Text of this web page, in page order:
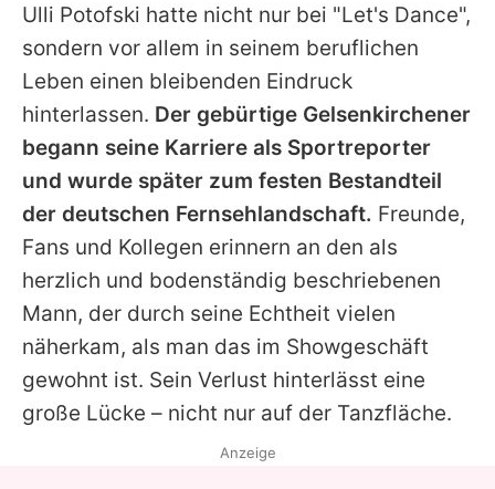
Ulli Potofski hatte nicht nur bei "Let's Dance",
sondern vor allem in seinem beruflichen
Leben einen bleibenden Eindruck
hinterlassen. Der gebürtige Gelsenkirchener
begann seine Karriere als Sportreporter
und wurde später zum festen Bestandteil
der deutschen Fernsehlandschaft. Freunde,
Fans und Kollegen erinnern an den als
herzlich und bodenständig beschriebenen
Mann, der durch seine Echtheit vielen
näherkam, als man das im Showgeschäft
gewohnt ist. Sein Verlust hinterlässt eine
große Lücke – nicht nur auf der Tanzfläche.
Anzeige